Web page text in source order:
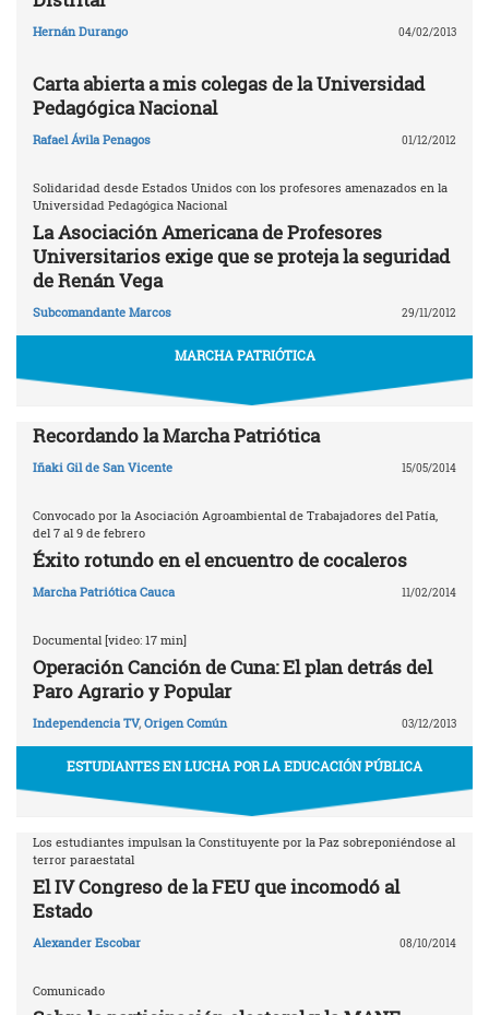
Hernán Durango 04/02/2013
Carta abierta a mis colegas de la Universidad
Pedagógica Nacional
Rafael Ávila Penagos 01/12/2012
Solidaridad desde Estados Unidos con los profesores amenazados en la
Universidad Pedagógica Nacional
La Asociación Americana de Profesores
Universitarios exige que se proteja la seguridad
de Renán Vega
Subcomandante Marcos 29/11/2012
MARCHA PATRIÓTICA
Recordando la Marcha Patriótica
Iñaki Gil de San Vicente 15/05/2014
Convocado por la Asociación Agroambiental de Trabajadores del Patía,
del 7 al 9 de febrero
Éxito rotundo en el encuentro de cocaleros
Marcha Patriótica Cauca 11/02/2014
Documental [video: 17 min]
Operación Canción de Cuna: El plan detrás del
Paro Agrario y Popular
Independencia TV, Origen Común 03/12/2013
ESTUDIANTES EN LUCHA POR LA EDUCACIÓN PÚBLICA
Los estudiantes impulsan la Constituyente por la Paz sobreponiéndose al
terror paraestatal
El IV Congreso de la FEU que incomodó al
Estado
Alexander Escobar 08/10/2014
Comunicado